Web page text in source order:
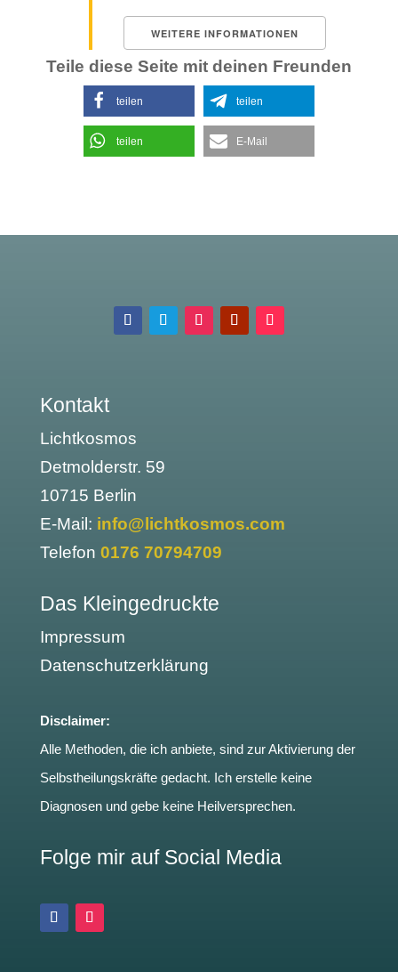
WEITERE INFORMATIONEN
Teile diese Seite mit deinen Freunden
teilen teilen
teilen E-Mail
Kontakt
Lichtkosmos
Detmolderstr. 59
10715 Berlin
E-Mail: info@lichtkosmos.com
Telefon 0176 70794709
Das Kleingedruckte
Impressum
Datenschutzerklärung
Disclaimer:
Alle Methoden, die ich anbiete, sind zur Aktivierung der
Selbstheilungskräfte gedacht. Ich erstelle keine
Diagnosen und gebe keine Heilversprechen.
Folge mir auf Social Media